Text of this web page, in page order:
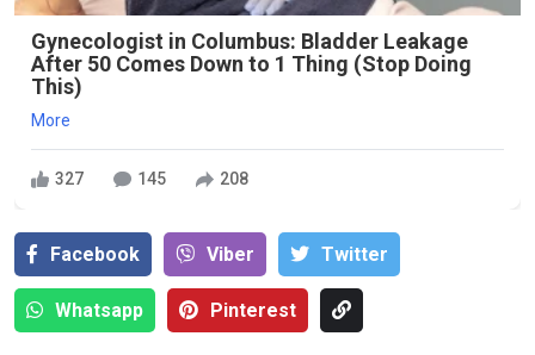
Gynecologist in Columbus: Bladder Leakage
After 50 Comes Down to 1 Thing (Stop Doing
This)
More
327 145 208
Facebook Viber Тwitter
Whatsapp Pinterest